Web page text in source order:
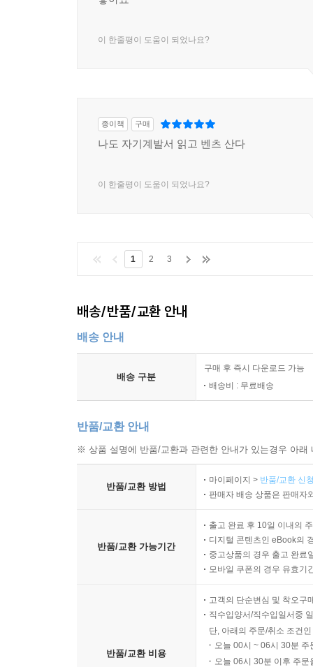
이 한줄평이 도움이 되었나요?
종이책 구매
나도 자기계발서 읽고 벤츠 산다
이 한줄평이 도움이 되었나요?
1 2 3
배송/반품/교환 안내
배송 안내
배송 구분
구매 후 즉시 다운로드 가능
배송비 : 무료배송
반품/교환 안내
※ 상품 설명에 반품/교환과 관련한 안내가 있는경우 아
반품/교환 방법
마이페이지 > 반품/교환 신
판매자 배송 상품은 판매자
반품/교환 가능기간
출고 완료 후 10일 이내의
디지털 콘텐츠인 eBook의
중고상품의 경우 출고 완료
모바일 쿠폰의 경우 유효기
반품/교환 비용
고객의 단순변심 및 착오구
직수입양서/직수입일서중
단, 아래의 주문/취소 조건
오늘 00시 ~ 06시 30분
오늘 06시 30분 이후 주